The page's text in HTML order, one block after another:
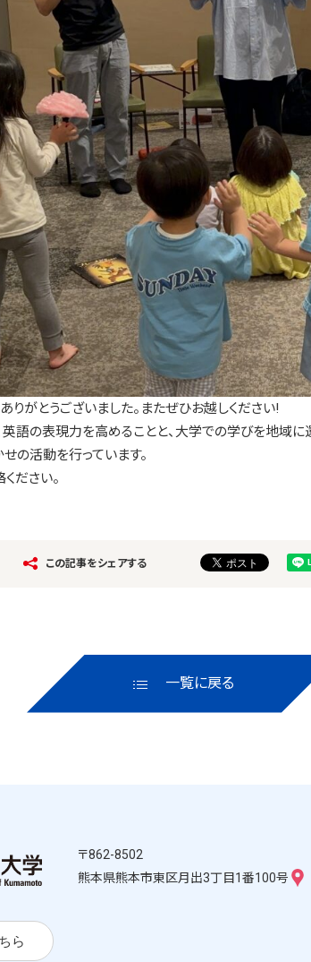
りがとうございました。またぜひお越しください!
英語の表現力を高めることと、大学での学びを地域
の活動を行っています。
ださい。
この記事をシェアする
一覧に戻る
〒862-8502
熊本県熊本市東区月出3丁目1番100号
ら